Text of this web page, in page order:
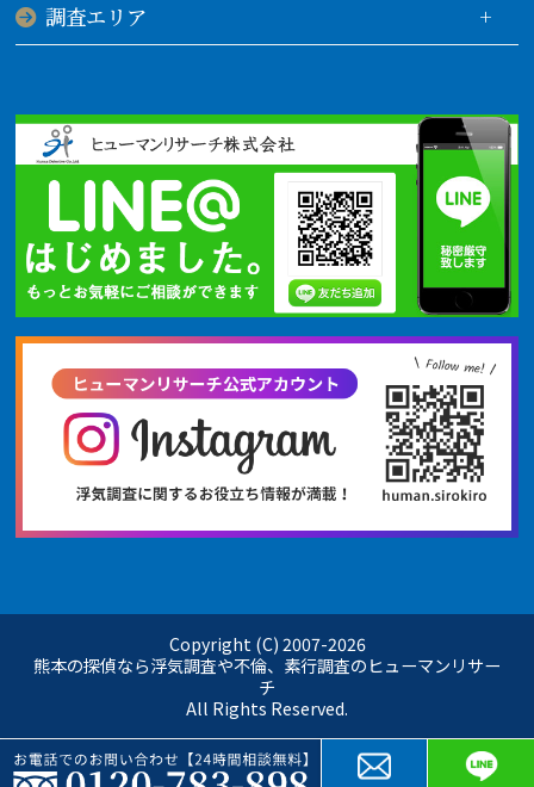
調査エリア
Copyright (C) 2007-2026
熊本の探偵なら浮気調査や不倫、素行調査のヒューマンリサー
チ
All Rights Reserved.